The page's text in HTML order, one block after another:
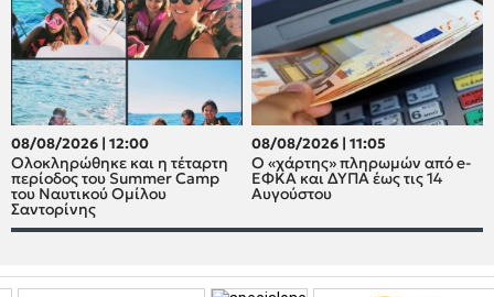
08/08/2026 | 12:00
Oλοκληρώθηκε και η τέταρτη
περίοδος του Summer Camp
του Ναυτικού Ομίλου
Σαντορίνης
08/08/2026 | 11:05
Ο «χάρτης» πληρωμών από e-
ΕΦΚΑ και ΔΥΠΑ έως τις 14
Αυγούστου